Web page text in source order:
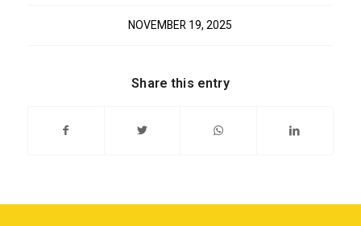
NOVEMBER 19, 2025
Share this entry